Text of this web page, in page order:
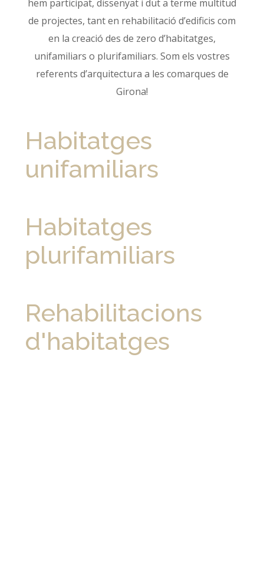
hem participat, dissenyat i dut a terme multitud
de projectes, tant en rehabilitació d’edificis com
en la creació des de zero d’habitatges,
unifamiliars o plurifamiliars. Som els vostres
referents d’arquitectura a les comarques de
Girona!
Habitatges
unifamiliars
Habitatges
plurifamiliars
Rehabilitacions
d'habitatges